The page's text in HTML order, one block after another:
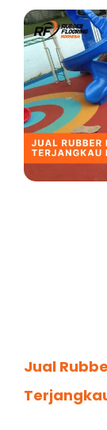
Jual